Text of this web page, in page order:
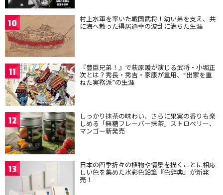
10 村上水軍を率いた戦国武将！幼い弟を支え、共
に海へ散った得居通幸の波乱に満ちた生涯
11 『豊臣兄弟！』で萩原護が演じる武将・小堀正
次とは？秀長・秀吉・家康が重用、“出家を重
ねた実務派”の生涯
12 しっかり抹茶の味わい、さらに果実の香りも楽
しめる「無糖フレーバー抹茶」ストロベリー、
マンゴー新発売
13 日本の四季折々の植物や情景を描くことに相応
しい色を集めた水彩色鉛筆『色辞典』が新発
売！